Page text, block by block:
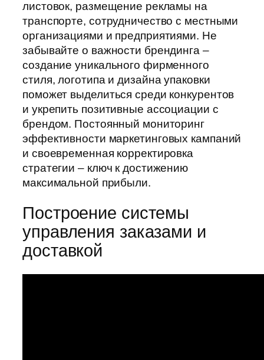
листовок, размещение рекламы на
транспорте, сотрудничество с местными
организациями и предприятиями. Не
забывайте о важности брендинга –
создание уникального фирменного
стиля, логотипа и дизайна упаковки
поможет выделиться среди конкурентов
и укрепить позитивные ассоциации с
брендом. Постоянный мониторинг
эффективности маркетинговых кампаний
и своевременная корректировка
стратегии – ключ к достижению
максимальной прибыли.
Построение системы
управления заказами и
доставкой